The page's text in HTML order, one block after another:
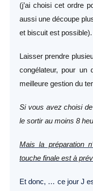
(j’ai choisi cet ordre
aussi une découpe
et biscuit est possible).
Laisser prendre
congélateur, pour
meilleure gestion du
Si vous avez choisi
le sortir au moins 8
Mais la préparation
touche finale est à
Et donc, … ce jour J